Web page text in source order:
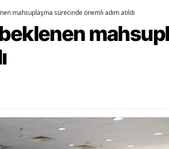
mahsuplaşma sürecinde önemli adım atıldı